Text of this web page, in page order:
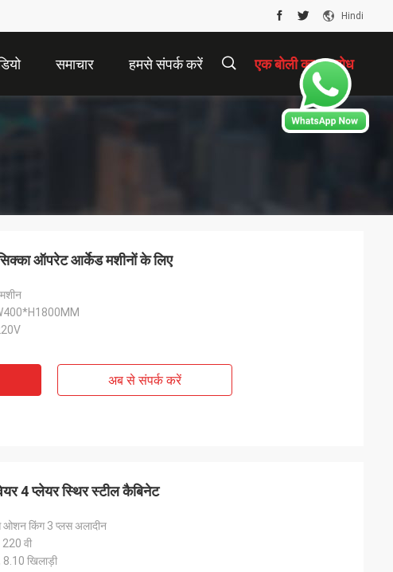
Hindi
समाचार हमसे संपर्क करें एक बोली का अनुरोध
ऑपरेट आर्केड मशीनों के लिए
अब से संपर्क करें
4 प्लेयर स्थिर स्टील कैबिनेट
किंग 3 प्लस अलादीन
वी
खिलाड़ी